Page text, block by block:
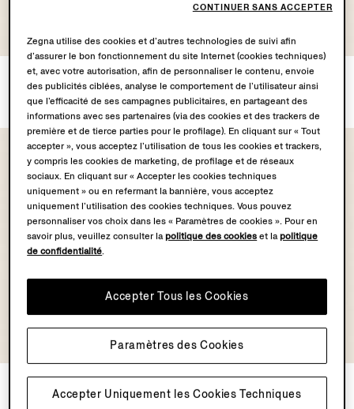
COLLECTION
Chemise en Oasi Lino
€690.00
COLLECTION
Chemise en Oasi Lino
€690.00
COLLECTION
Chemise en Oasi Lino
€690.00
COLLECTION
Chemise en Oasi Lino
€690.00
Zegna utilise des cookies et d’autres technologies de suivi afin
d’assurer le bon fonctionnement du site Internet (cookies techniques)
et, avec votre autorisation, afin de personnaliser le contenu, envoie
des publicités ciblées, analyse le comportement de l’utilisateur ainsi
que l’efficacité de ses campagnes publicitaires, en partageant des
informations avec ses partenaires (via des cookies et des trackers de
première et de tierce parties pour le profilage). En cliquant sur « Tout
accepter », vous acceptez l’utilisation de tous les cookies et trackers,
y compris les cookies de marketing, de profilage et de réseaux
sociaux. En cliquant sur « Accepter les cookies techniques
uniquement » ou en refermant la bannière, vous acceptez
uniquement l’utilisation des cookies techniques. Vous pouvez
personnaliser vos choix dans les « Paramètres de cookies ». Pour en
savoir plus, veuillez consulter lapolitique des cookies et lapolitique
de confidentialité.
Accepter Uniquement les Cookies Techniques
Accepter Tous les Cookies
Paramètres des Cookies
CONTINUER SANS ACCEPTER